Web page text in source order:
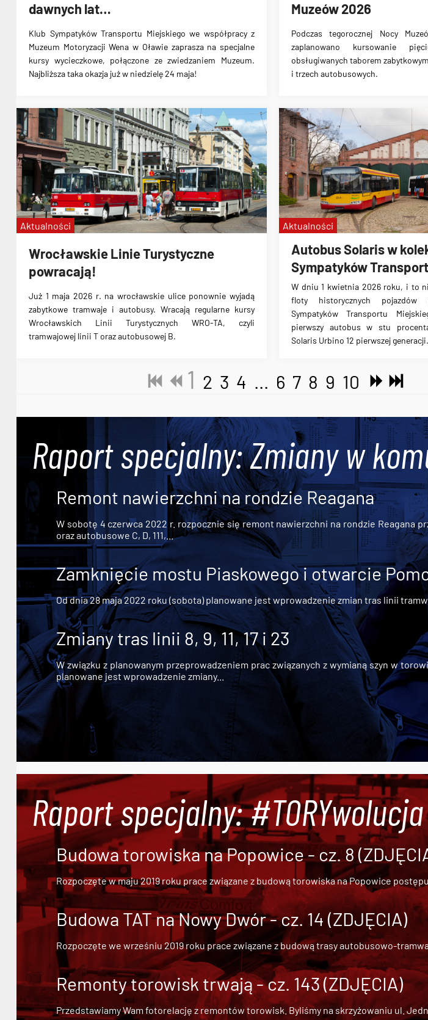
dawnych lat…
Klub Sympatyków Transportu Miejskiego we współpracy z
Muzeum Motoryzacji Wena w Oławie zaprasza na specjalne
kursy wycieczkowe, połączone ze zwiedzaniem Muzeum.
Najbliższa taka okazja już w niedzielę 24 maja!
Muzeów 2026
Podczas tegorocznej Nocy
zaplanowano kursowanie
obsługiwanych taborem
i trzech autobusowych.
Wrocławskie Linie Turystyczne
powracają!
Już 1 maja 2026 r. na wrocławskie ulice ponownie wyjadą
zabytkowe tramwaje i autobusy. Wracają regularne kursy
Wrocławskich Linii Turystycznych WRO-TA, czyli
tramwajowej linii T oraz autobusowej B.
Aktualności
Autobus Solaris w
Sympatyków
W dniu 1 kwietnia 2026 roku, i to
floty historycznych pojazdów
Sympatyków Transportu
pierwszy autobus w stu
Solaris Urbino 12 pierwszej generacji.
Aktualności
1 2 3 4 ... 6 7 8 9 10
Raport specjalny: Zmiany w
Remont nawierzchni na rondzie Reagana
W sobotę 4 czerwca 2022 r. rozpocznie się remont nawierzchni na rondzie Reagana
oraz autobusowe C, D, 111,...
Zamknięcie mostu Piaskowego i otwarcie
Od dnia 28 maja 2022 roku (sobota) planowane jest wprowadzenie zmian tras linii
Zmiany tras linii 8, 9, 11, 17 i 23
W związku z planowanym przeprowadzeniem prac związanych z wymianą szyn w
planowane jest wprowadzenie zmiany...
Raport specjalny: #TORYwolucja
Budowa torowiska na Popowice - cz. 8
Rozpoczęte w maju 2019 roku prace związane z budową torowiska na Popowice
Budowa TAT na Nowy Dwór - cz. 14 (ZDJĘCIA)
Rozpoczęte we wrześniu 2019 roku prace związane zbudową trasy autobusowo-
Remonty torowisk trwają - cz. 143 (ZDJĘCIA)
Przedstawiamy Wam fotorelację z remontów torowisk. Byliśmy na skrzyżowaniu ul.